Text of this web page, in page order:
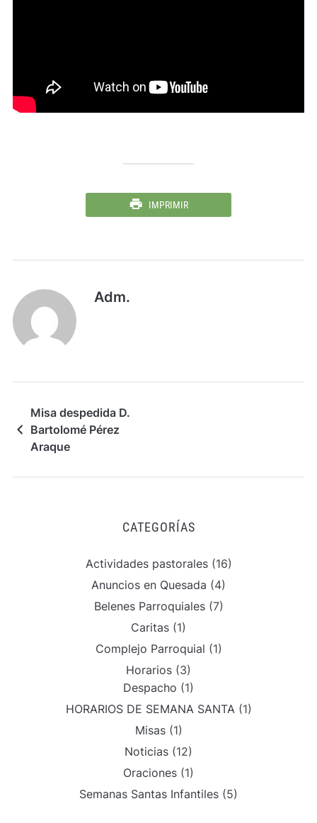
IMPRIMIR
Adm.
Misa despedida D.
Bartolomé Pérez
Araque
CATEGORÍAS
Actividades pastorales(16)
Anuncios en Quesada (4)
Belenes Parroquiales(7)
Caritas (1)
Complejo Parroquial (1)
Horarios (3)
Despacho (1)
HORARIOS DE SEMANA SANTA (1)
Misas(1)
Noticias (12)
Oraciones (1)
Semanas Santas Infantiles (5)